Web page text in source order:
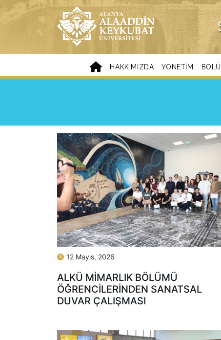
HAKKIMIZDA YÖNETIM
12 Mayıs, 2026
ALKÜ MİMARLIK BÖLÜMÜ
ÖĞRENCİLERİNDEN SANATSAL
DUVAR ÇALIŞMASI